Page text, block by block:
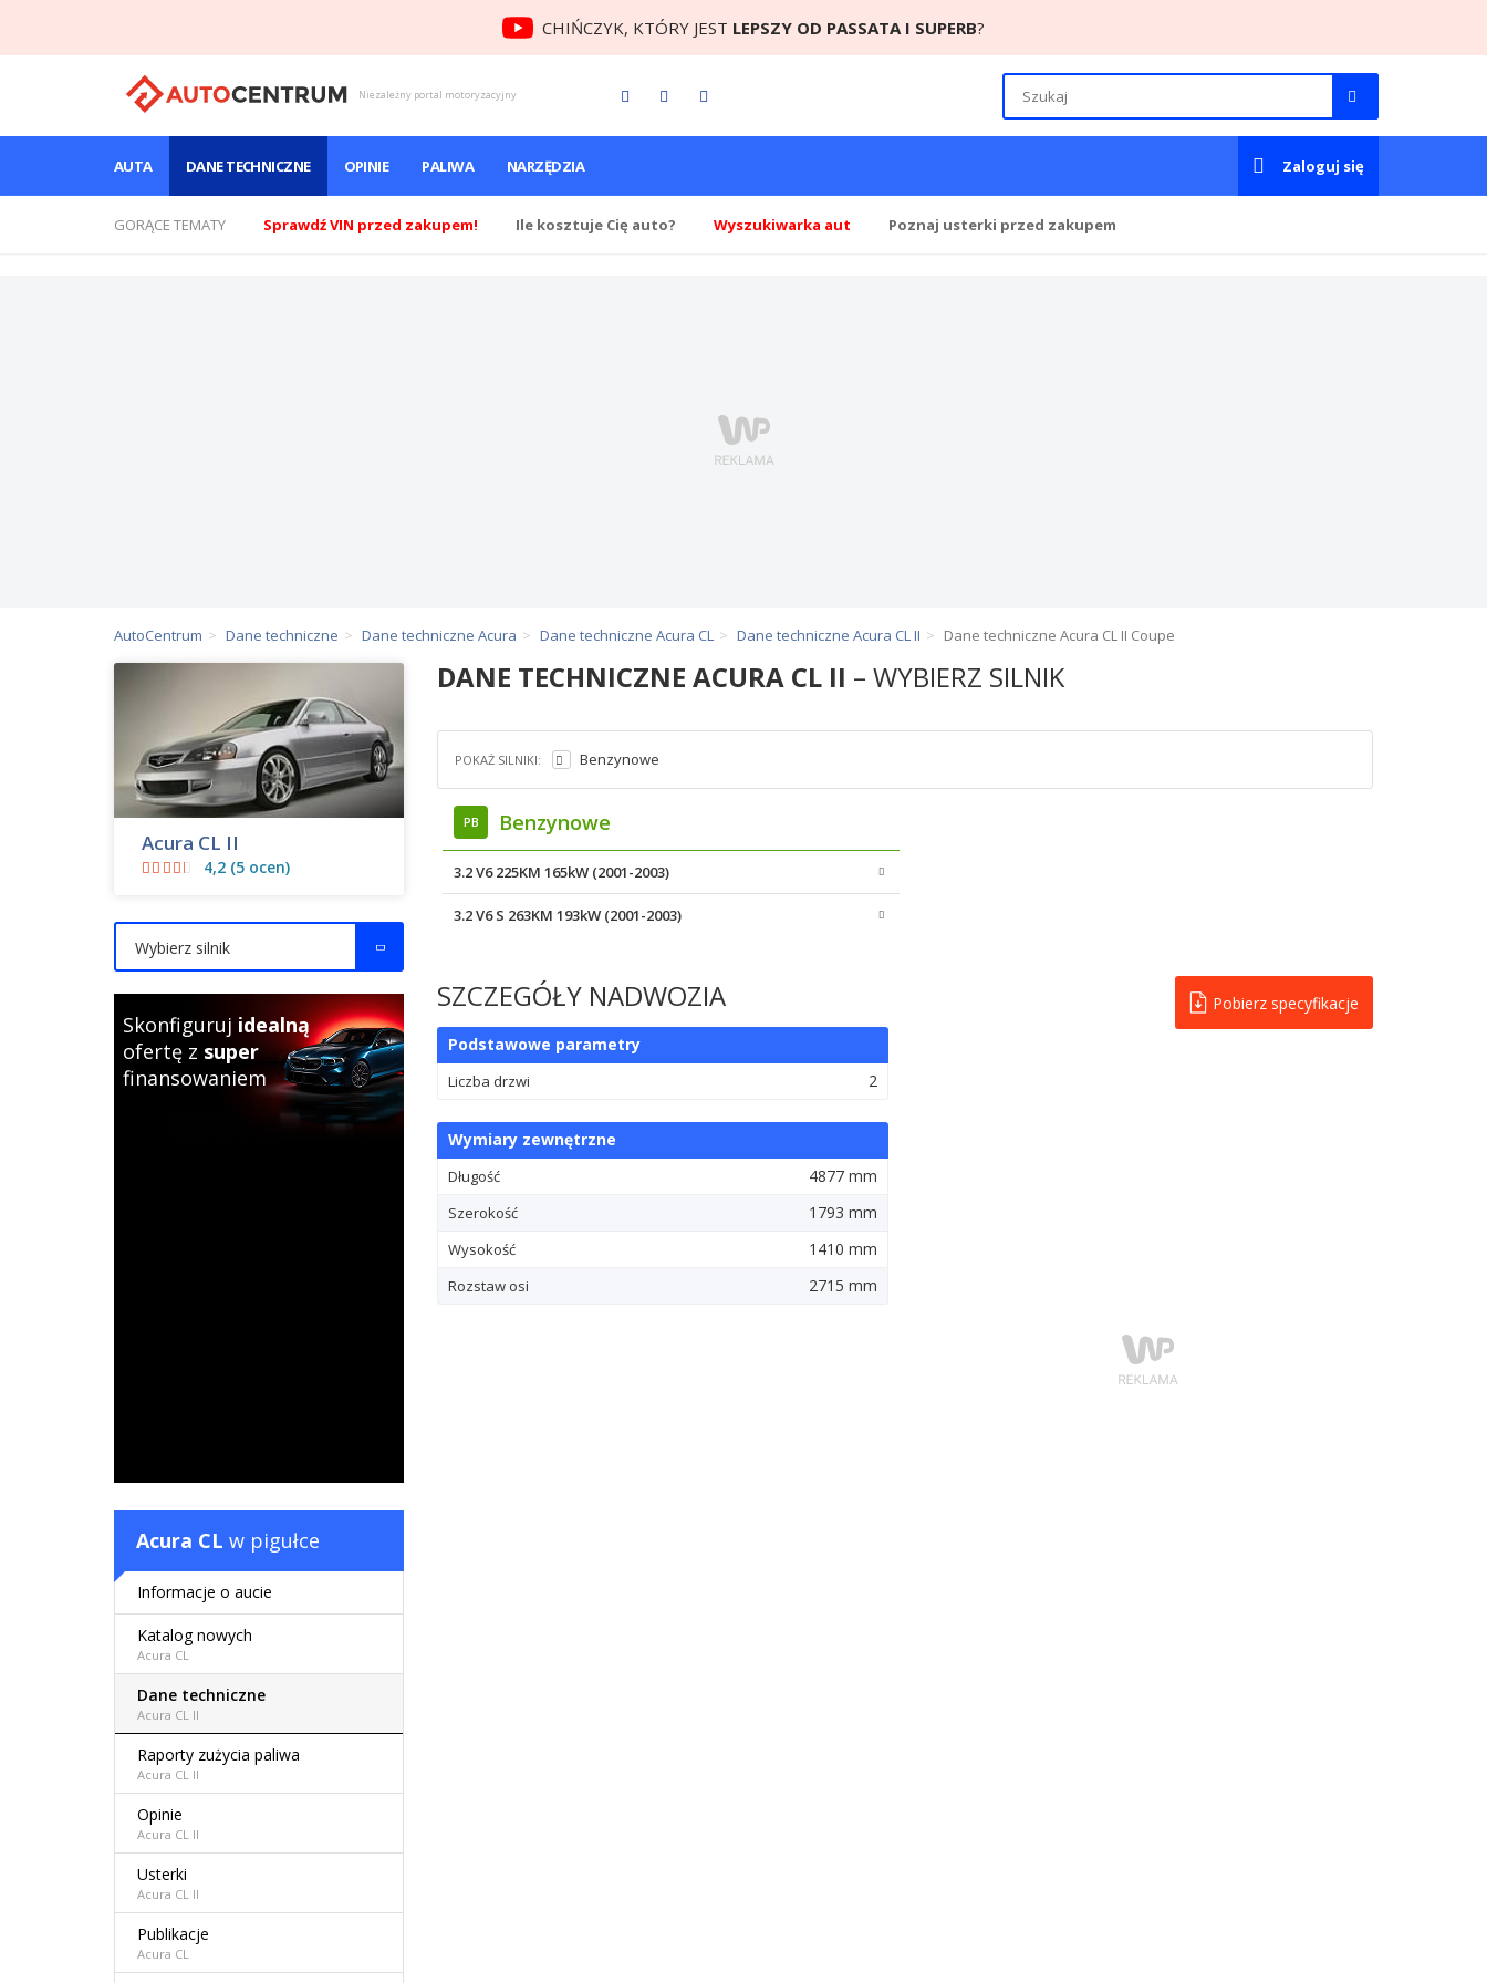
CHIŃCZYK, KTÓRY JEST LEPSZY OD PASSATA I SUPERB?
Niezależny portal motoryzacyjny
AUTA DANE TECHNICZNE OPINIE PALIWA NARZĘDZIA Zaloguj się
GORĄCE TEMATY Sprawdź VIN przed zakupem! Ile kosztuje Cię auto? Wyszukiwarka aut Poznaj usterki przed zakupem
AutoCentrum Dane techniczne Dane techniczne Acura Dane techniczne Acura CL Dane techniczne Acura CL II Dane techniczne Acura CL II Coupe
DANE TECHNICZNE ACURA CL II – WYBIERZ SILNIK
POKAŻ SILNIKI: Benzynowe
PB Benzynowe
3.2 V6 225KM 165kW (2001-2003)
3.2 V6 S 263KM 193kW (2001-2003)
SZCZEGÓŁY NADWOZIA
Pobierz specyfikacje
Podstawowe parametry
Liczba drzwi 2
Wymiary zewnętrzne
Długość 4877 mm
Szerokość 1793 mm
Wysokość 1410 mm
Rozstaw osi 2715 mm
Acura CL II
4,2 (5 ocen)
Wybierz silnik
Skonfiguruj idealną
ofertę z super
finansowaniem
Acura CL w pigułce
Informacje o aucie
Katalog nowych
Acura CL
Dane techniczne
Acura CL II
Raporty zużycia paliwa
Acura CL II
Opinie
Acura CL II
Usterki
Acura CL II
Publikacje
Acura CL